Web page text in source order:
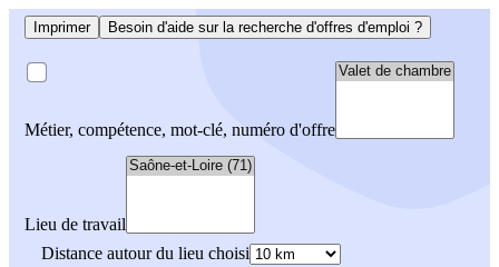
Imprimer Besoin d'aide sur la recherche d'offres d'emploi ?
Métier, compétence, mot-clé, numéro d'offre
Lieu de travail
Distance autour du lieu choisi